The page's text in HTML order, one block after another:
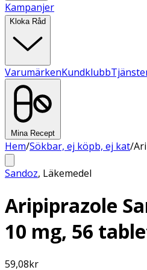
Kampanjer
Kloka Råd
VarumärkenKundklubb
Mina Recept
Hem/Sökbar, ej köpb, ej kat/
Sandoz, Läkemedel
Aripiprazole
10 mg, 56
59,08kr